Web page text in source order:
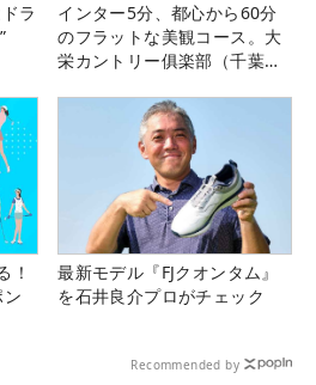
ラ
インター5分、都心から60分
のフラットな美観コース。大
栄カントリー俱楽部（千葉
！
最新モデル『FJクオンタム』
を石井良介プロがチェック
Recommended by